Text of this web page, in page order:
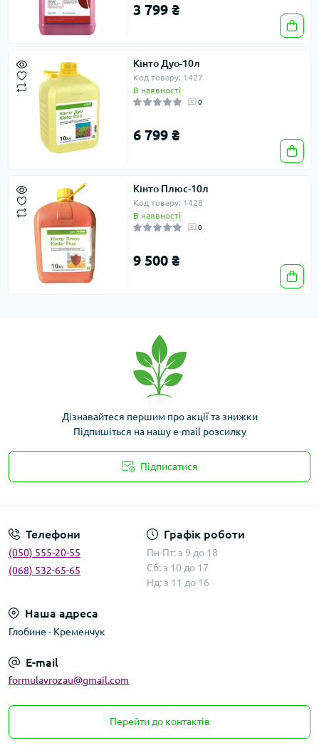
3 799 ₴
Кінто Дуо-10л
Код товару: 1427
В наявності
0
6 799 ₴
Кінто Плюс-10л
Код товару: 1428
В наявності
0
9 500 ₴
Дізнавайтеся першим про акції та знижки
Підпишіться на нашу e-mail розсилку
Підписатися
Телефони
(050) 555-20-55
(068) 532-65-65
Графік роботи
Пн-Пт: з 9 до 18
Сб: з 10 до 17
Нд: з 11 до 16
Наша адреса
Глобине - Кременчук
E-mail
formulavrozau@gmail.com
Перейти до контактів